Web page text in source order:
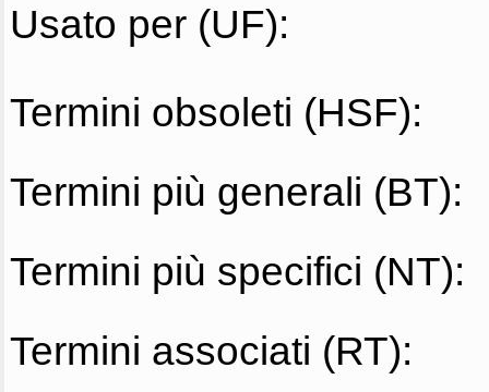
Usato per (UF):
Termini obsoleti (HSF):
Termini più generali (BT):
Termini più specifici (NT):
Termini associati (RT):